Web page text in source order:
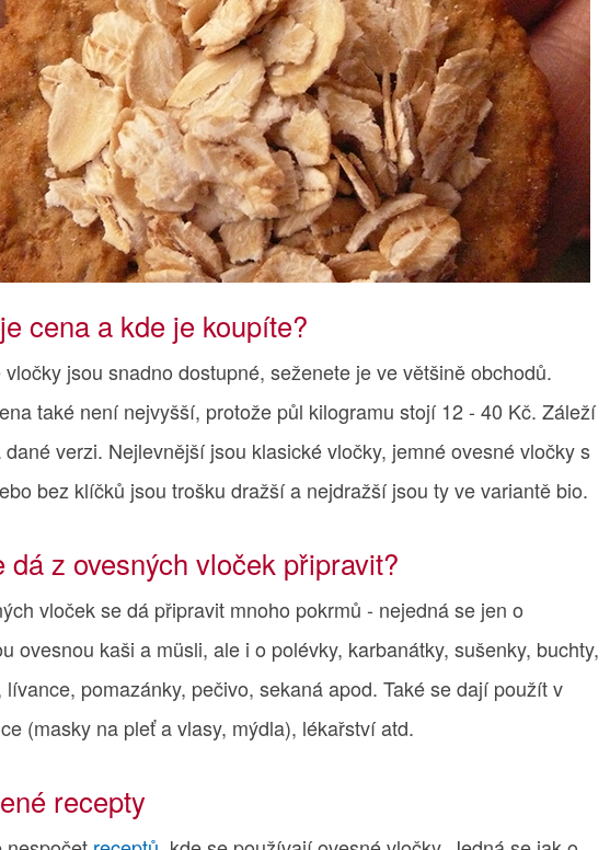
cena a kde je koupíte?
vločky jsou snadno dostupné, seženete je ve většině obchodů.
také není nejvyšší, protože půl kilogramu stojí 12 - 40 Kč. Záleží
dané verzi. Nejlevnější jsou klasické vločky, jemné ovesné vločky s
bez klíčků jsou trošku dražší a nejdražší jsou ty ve variantě bio.
dá z ovesných vloček připravit?
vloček se dá připravit mnoho pokrmů - nejedná se jen o
ovesnou kaši a müsli, ale i o polévky, karbanátky, sušenky, buchty,
lívance, pomazánky, pečivo, sekaná apod. Také se dají použít v
(masky na pleť a vlasy, mýdla), lékařství atd.
recepty